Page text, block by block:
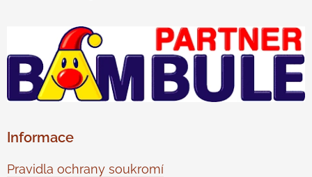
Informace
Pravidla ochrany soukromí